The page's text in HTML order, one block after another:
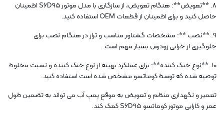
8. **تعویض**: هنگام تعویض، از سازگاری با مدل موتور S6D95 اطمینان
حاصل کنید و برای اطمینان از قطعات OEM استفاده کنید.
9. **نصب **: مشخصات گشتاور مناسب و تراز در هنگام نصب برای
جلوگیری از خرابی زودرس بسیار مهم است.
10. **نوع خنک کننده**: برای عملکرد بهینه از نوع خنک کننده و نسبت مخلوط
توصیه شده که توسط کوماتسو مشخص شده است استفاده کنید.
تعمیر و نگهداری منظم و تعویض به موقع پمپ آب می تواند به تضمین طول
عمر و کارایی موتور کوماتسو S6D95 کمک کند.